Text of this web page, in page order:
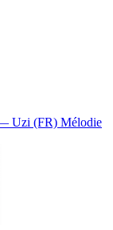
Uzi (FR) Mélodie